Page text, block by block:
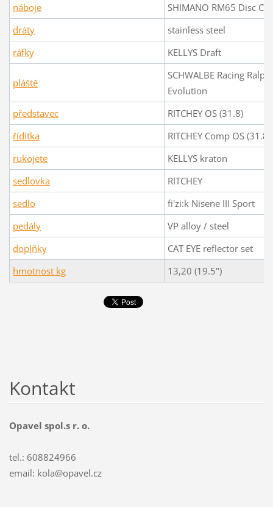
náboje
SHIMANO RM65 Disc
dráty
stainless steel
ráfky
KELLYS Draft
pláště
SCHWALBE Racing
Evolution
představec
RITCHEY OS (31.8)
řídítka
RITCHEY Comp OS (31.8)
rukojete
KELLYS kraton
sedlovka
RITCHEY
sedlo
fi'zi:k Nisene III Sport
pedály
VP alloy / steel
doplňky
CAT EYE reflector set
hmotnost kg
13,20 (19.5")
Kontakt
Opavel spol.s r. o.
tel.: 608824966
email: kola@opavel.cz